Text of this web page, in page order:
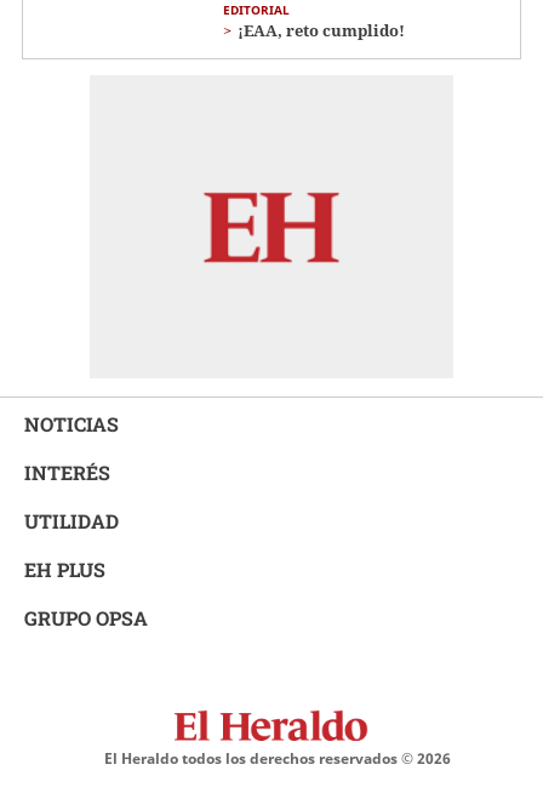
EDITORIAL
¡EAA, reto cumplido!
NOTICIAS
INTERÉS
UTILIDAD
EH PLUS
GRUPO OPSA
El Heraldo todos los derechos reservados ©2026